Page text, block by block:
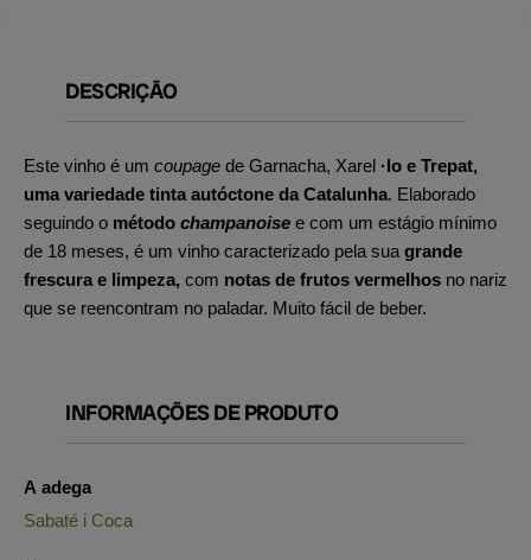
DESCRIÇÃO
Este vinho é um coupage de Garnacha, Xarel ·lo e Trepat,
uma variedade tinta autóctone da Catalunha. Elaborado
seguindo o método champanoise e com um estágio mínimo
de 18 meses, é um vinho caracterizado pela sua grande
frescura e limpeza, com notas de frutos vermelhos no nariz
que se reencontram no paladar. Muito fácil de beber.
INFORMAÇÕES DE PRODUTO
A adega
Sabaté i Coca